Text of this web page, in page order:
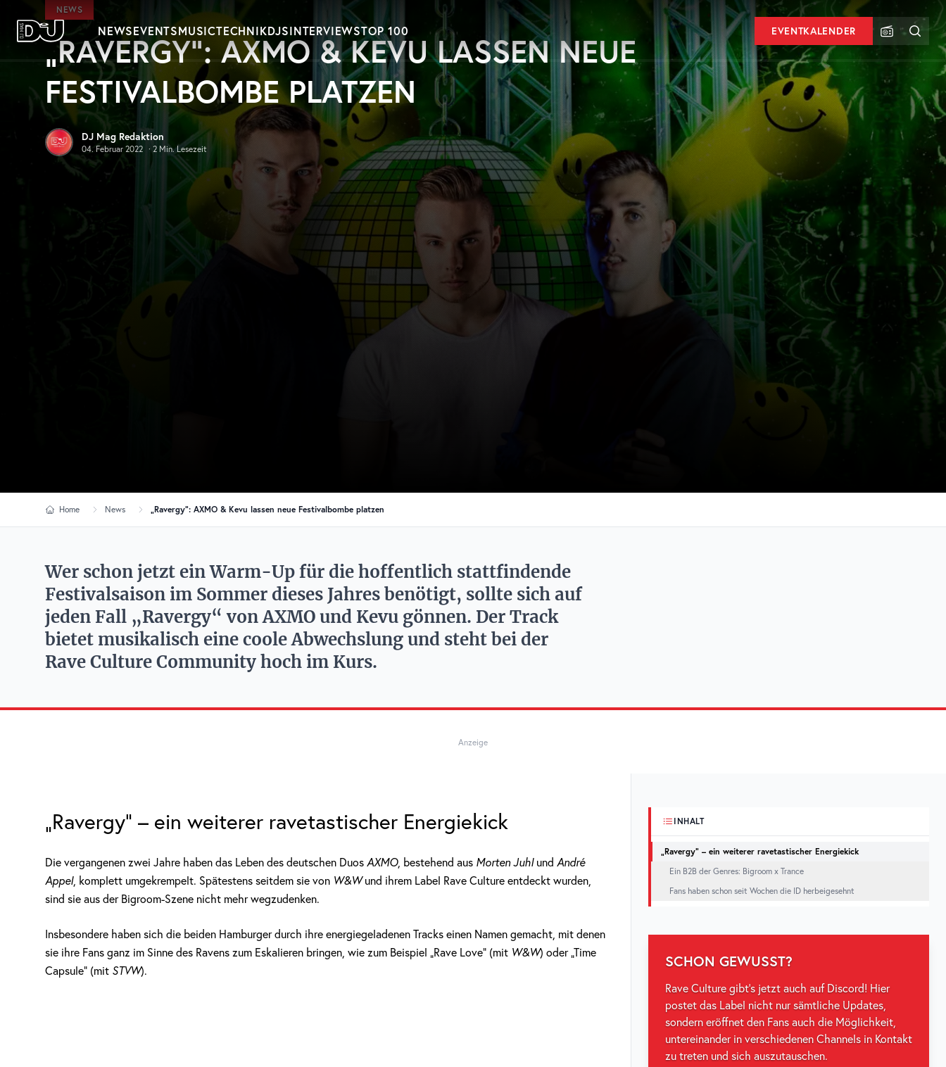
Zum Hauptinhalt springen
DJ Mag Germany
NEWSEVENTSMUSICTECHNIKDJSINTERVIEWSTOP 100 EVENTKALENDER
NEWS
„RAVERGY“: AXMO & KEVU LASSEN NEUE
FESTIVALBOMBE PLATZEN
DJ Mag Redaktion
04. Februar 2022 ·2 Min. Lesezeit
Home News „Ravergy“: AXMO & Kevu lassen neue Festivalbombe platzen
Wer schon jetzt ein Warm-Up für die hoffentlich stattfindende
Festivalsaison im Sommer dieses Jahres benötigt, sollte sich auf
jeden Fall „Ravergy“ von AXMO und Kevu gönnen. Der Track
bietet musikalisch eine coole Abwechslung und steht bei der
Rave Culture Community hoch im Kurs.
Anzeige
„Ravergy“ – ein weiterer ravetastischer Energiekick
Die vergangenen zwei Jahre haben das Leben des deutschen Duos AXMO, bestehend aus Morten Juhlund André
Appel, komplett umgekrempelt. Spätestens seitdem sie von W&Wund ihrem Label Rave Culture entdeckt wurden,
sind sie aus der Bigroom-Szene nicht mehr wegzudenken.
Insbesondere haben sich die beiden Hamburger durch ihre energiegeladenen Tracks einen Namen gemacht, mit denen
sie ihre Fans ganz im Sinne des Ravens zum Eskalieren bringen, wie zum Beispiel „Rave Love“ (mit W&W) oder „Time
Capsule“ (mit STVW).
INHALT
„Ravergy“ – ein weiterer ravetastischer Energiekick
Ein B2B der Genres: Bigroom x Trance
Fans haben schon seit Wochen die ID herbeigesehnt
SCHON GEWUSST?
Rave Culture gibt's jetzt auch auf Discord! Hier
postet das Label nicht nur sämtliche Updates,
sondern eröffnet den Fans auch die Möglichkeit,
untereinander in verschiedenen Channels in Kontakt
zu treten und sich auszutauschen.